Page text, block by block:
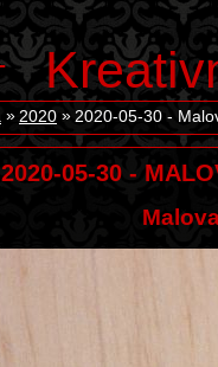
2020 2020-05-30 -
2020-05-30 -